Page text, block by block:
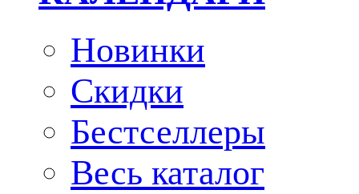
Новинки
Скидки
Бестселлеры
Весь каталог